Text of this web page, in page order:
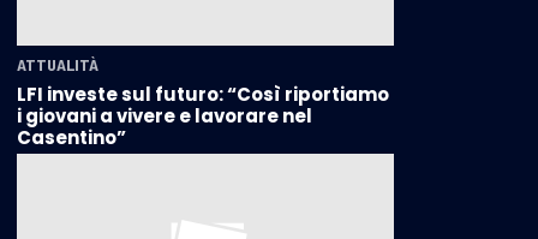
ATTUALITÀ
LFI investe sul futuro: “Così riportiamo
i giovani a vivere e lavorare nel
Casentino”